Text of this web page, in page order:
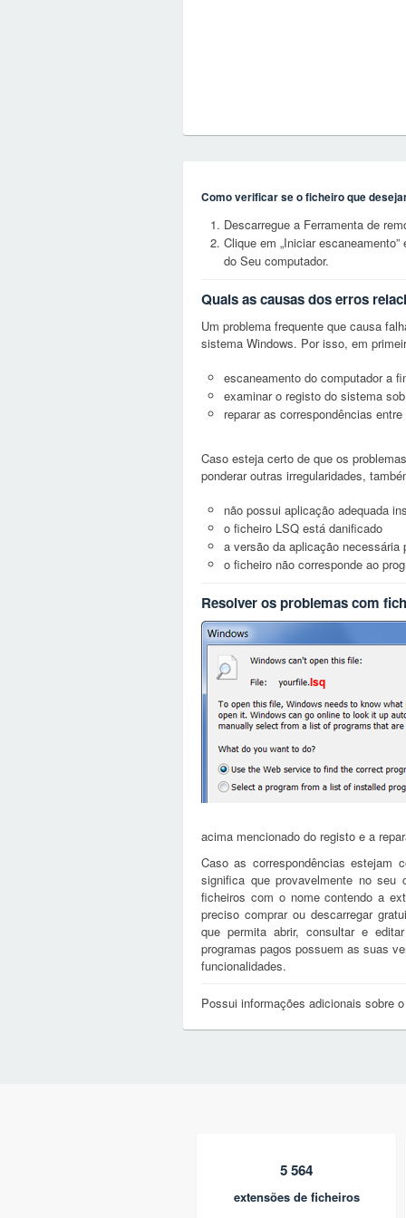
Como verificar se o ficheiro que
Descarregue a Ferramenta de
Clique em „Iniciar
do Seu computador.
Quais as causas dos erros
Um problema frequente que causa
sistema Windows. Por isso, em
escaneamento do computador a
examinar o registo do sistema
reparar as correspondências
Caso esteja certo de que os
ponderar outras irregularidades,
não possui aplicação adequada
o ficheiro LSQ está danificado
a versão da aplicação necessária
o ficheiro não corresponde ao
Resolver os problemas com
lsq
acima mencionado do registo e a
Caso as correspondências estejam
significa que provavelmente no seu
ficheiros com o nome contendo a
preciso comprar ou descarregar
que permita abrir, consultar e
programas pagos possuem as suas
funcionalidades.
Possui informações adicionais sobre
5 564
extensões de ficheiros